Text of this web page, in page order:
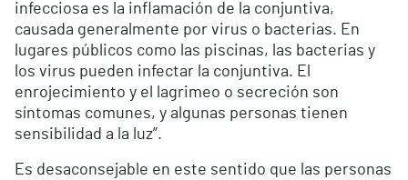
infecciosa es la inflamación de la conjuntiva,
causada generalmente por virus o bacterias. En
lugares públicos como las piscinas, las bacterias y
los virus pueden infectar la conjuntiva. El
enrojecimiento y el lagrimeo o secreción son
síntomas comunes, y algunas personas tienen
sensibilidad a la luz”.
Es desaconsejable en este sentido que las personas